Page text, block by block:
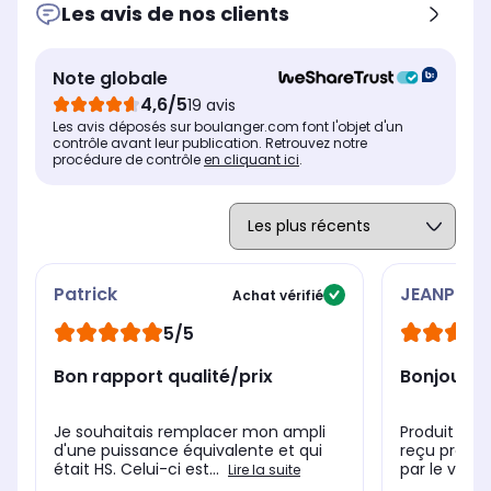
Aluminium brossé
Bluetooth
Non
Non communiquée
Les avis de nos clients
Note globale
4,6/519 avis
Les avis déposés sur boulanger.com font l'objet d'un
contrôle avant leur publication. Retrouvez notre
procédure de contrôleen cliquant ici.
Patrick Achat vérifié
5/5
Bon rapport qualité/prix
Je souhaitais remplacer mon ampli
d'une puissance équivalente et qui
était HS. Celui-ci est... Lire la suite
Bonjour
Produit
reçu
par le